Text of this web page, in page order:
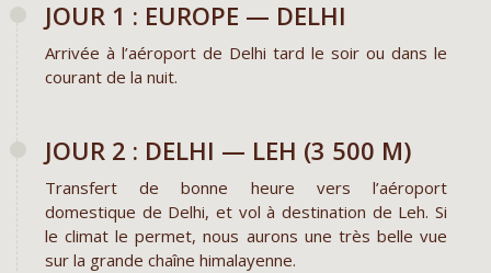
JOUR 1 : EUROPE — DELHI
Arrivée à l’aéroport de Delhi tard le soir ou dans le
courant de la nuit.
JOUR 2 : DELHI — LEH (3 500 M)
Transfert de bonne heure vers l’aéroport
domestique de Delhi, et vol à destination de Leh. Si
le climat le permet, nous aurons une très belle vue
sur la grande chaîne himalayenne.